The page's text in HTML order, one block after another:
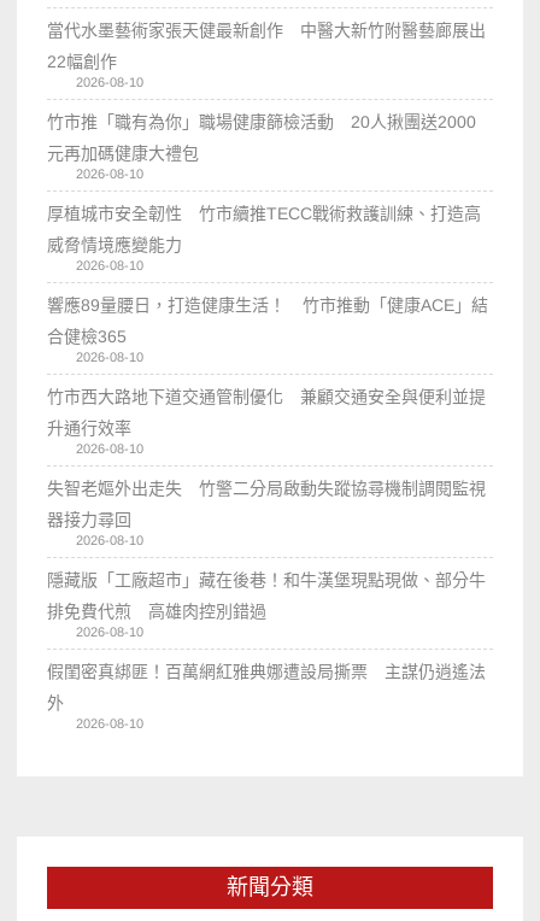
當代水墨藝術家張天健最新創作 中醫大新竹附醫藝廊展出
22幅創作
2026-08-10
竹市推「職有為你」職場健康篩檢活動 20人揪團送2000
元再加碼健康大禮包
2026-08-10
厚植城市安全韌性 竹市續推TECC戰術救護訓練、打造高
威脅情境應變能力
2026-08-10
響應89量腰日，打造健康生活！ 竹市推動「健康ACE」結
合健檢365
2026-08-10
竹市西大路地下道交通管制優化 兼顧交通安全與便利並提
升通行效率
2026-08-10
失智老嫗外出走失 竹警二分局啟動失蹤協尋機制調閱監視
器接力尋回
2026-08-10
隱藏版「工廠超市」藏在後巷！和牛漢堡現點現做、部分牛
排免費代煎 高雄肉控別錯過
2026-08-10
假閨密真綁匪！百萬網紅雅典娜遭設局撕票 主謀仍逍遙法
外
2026-08-10
新聞分類